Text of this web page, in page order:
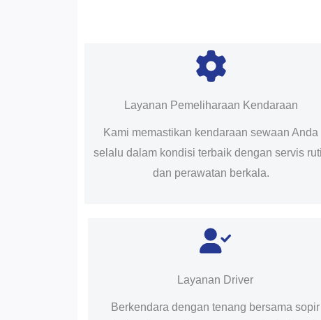
Layanan Pemeliharaan Kendaraan
Kami memastikan kendaraan sewaan Anda
selalu dalam kondisi terbaik dengan servis
dan perawatan berkala.
Layanan Driver
Berkendara dengan tenang bersama sopir